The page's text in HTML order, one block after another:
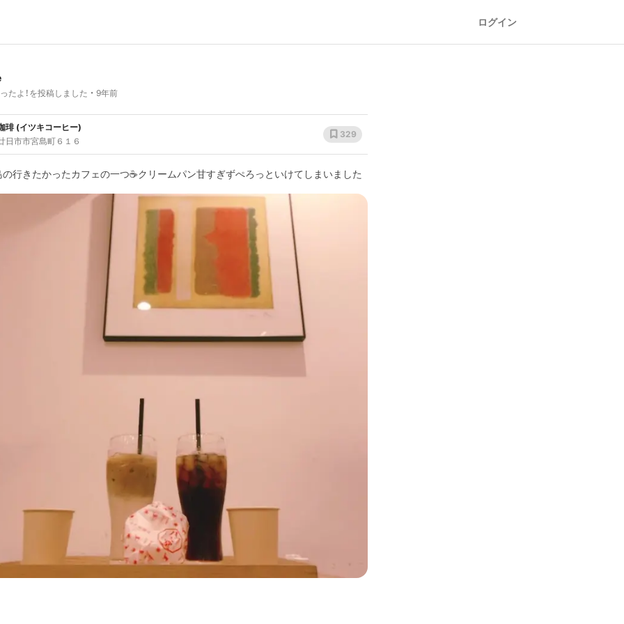
ログイン
たよ！を投稿しました 9年前
琲 (イツキコーヒー)
日市市宮島町６１６
329
の行きたかったカフェの一つ☕️クリームパン甘すぎずぺろっといけてしまいました